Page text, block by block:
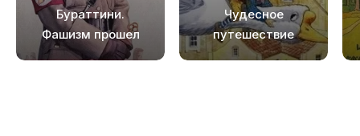
Бураттини.
Фашизм прошел
Чудесное
путешествие
Нильса с дикими